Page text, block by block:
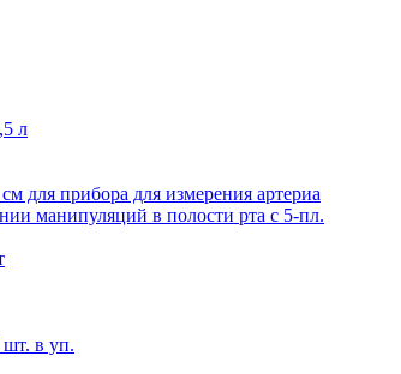
л
для прибора для измерения артериа
манипуляций в полости рта с 5-пл.
в уп.